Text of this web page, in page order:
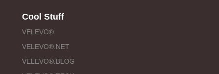
Cool Stuff
VELEVO®
VELEVO®.NET
VELEVO®.BLOG